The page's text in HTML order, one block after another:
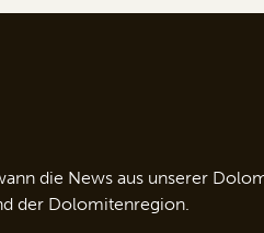
die News aus unserer
der Dolomitenregion.